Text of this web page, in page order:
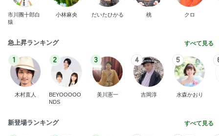
市川團十郎白
猿
小林麻央 だいたひかる 桃 クロ
急上昇ランキング すべて見る
1
木村直人
2
BEYOOOOO
NDS
3
美川憲一
4
吉岡淳
5
水森かおり
新登場ランキング すべて見る